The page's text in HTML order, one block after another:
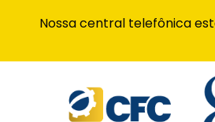
Nossa central telefônica